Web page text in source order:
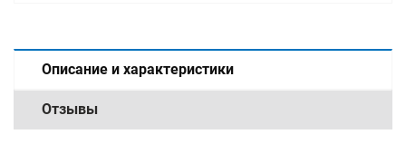
Описание и характеристики
Отзывы